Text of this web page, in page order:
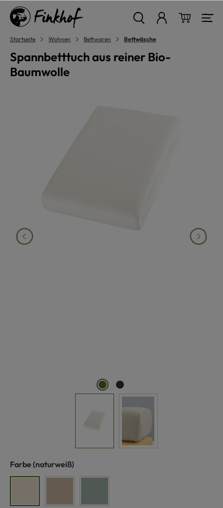
springen
Startseite Wohnen Bettwaren Bettwäsche
Spannbetttuch aus reiner Bio-
Baumwolle
Farbe auswählen
(naturweiß)